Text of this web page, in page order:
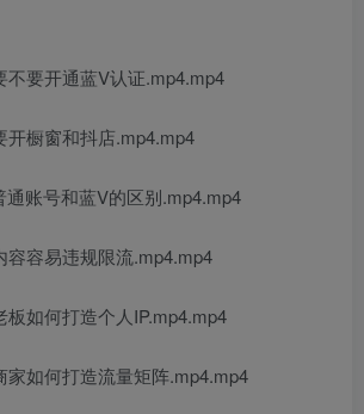
不要开通蓝V认证.mp4.mp4
开橱窗和抖店.mp4.mp4
通账号和蓝V的区别.mp4.mp4
容容易违规限流.mp4.mp4
板如何打造个人IP.mp4.mp4
家如何打造流量矩阵.mp4.mp4